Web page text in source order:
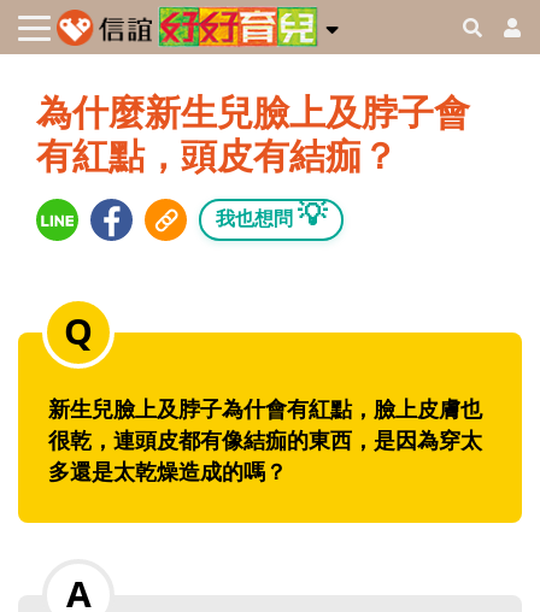
為什麼新生兒臉上及脖子會
有紅點，頭皮有結痂？
我也想問 💡
新生兒臉上及脖子為什會有紅點，臉上皮膚也
很乾，連頭皮都有像結痂的東西，是因為穿太
多還是太乾燥造成的嗎？